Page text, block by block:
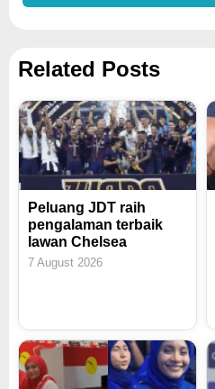
Related Posts
Peluang JDT raih
pengalaman terbaik
lawan Chelsea
7 August 2026